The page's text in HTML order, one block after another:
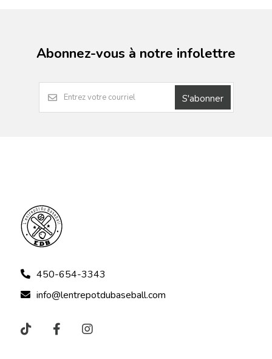
Abonnez-vous à notre infolettre
S'abonner
450-654-3343
info@lentrepotdubaseball.com